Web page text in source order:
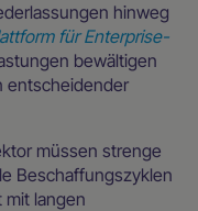
hinweg
für Enterprise-
bewältigen
entscheidender
müssen strenge
Beschaffungszyklen
mit langen